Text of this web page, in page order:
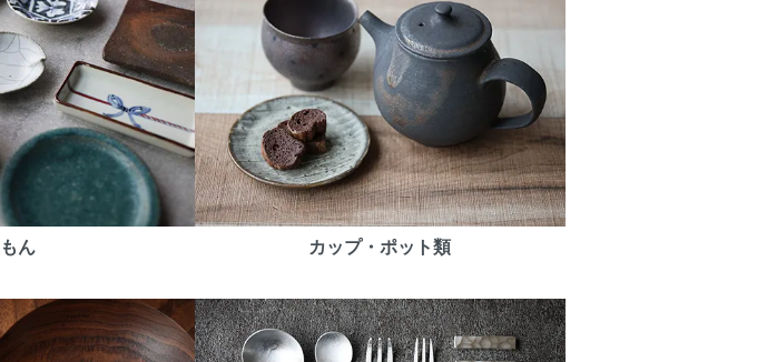
ん カップ・ポット類